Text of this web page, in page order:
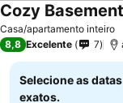
Casa/apartamento inteiro
Cozy
8,8 Excelente 7
Selecione as
exatos.